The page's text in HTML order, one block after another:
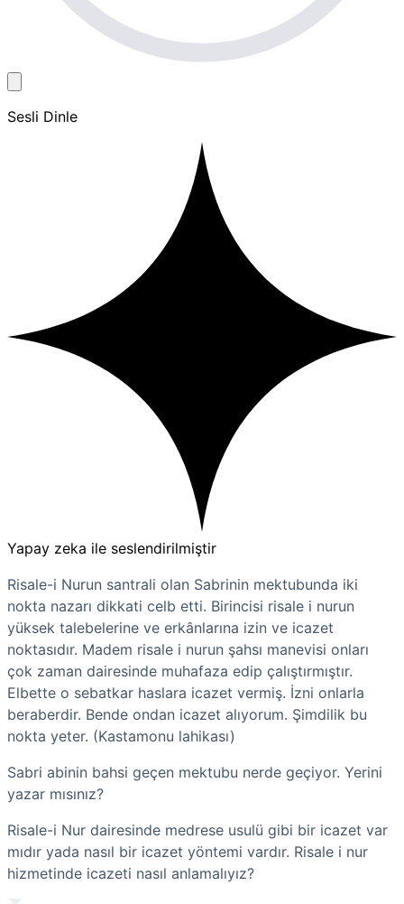
Sesli Dinle
Yapay zeka ile seslendirilmiştir
Risale-i Nurun santrali olan Sabrinin mektubunda iki
nokta nazarı dikkati celb etti. Birincisi risale i nurun
yüksek talebelerine ve erkânlarına izin ve icazet
noktasıdır. Madem risale i nurun şahsı manevisi onları
çok zaman dairesinde muhafaza edip çalıştırmıştır.
Elbette o sebatkar haslara icazet vermiş. İzni onlarla
beraberdir. Bende ondan icazet alıyorum. Şimdilik bu
nokta yeter. (Kastamonu lahikası)
Sabri abinin bahsi geçen mektubu nerde geçiyor. Yerini
yazar mısınız?
Risale-i Nur dairesinde medrese usulü gibi bir icazet var
mıdır yada nasıl bir icazet yöntemi vardır. Risale i nur
hizmetinde icazeti nasıl anlamalıyız?